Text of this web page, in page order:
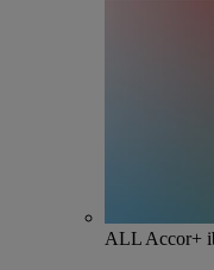
ALL Accor+